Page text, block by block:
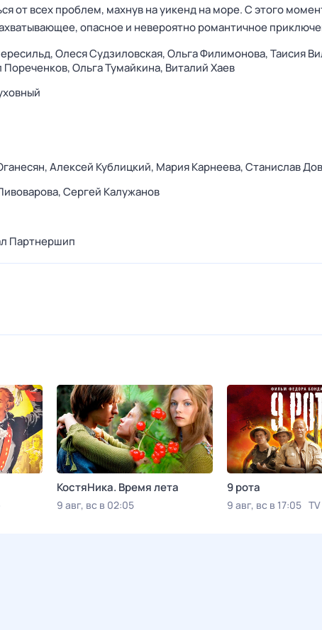
от всех проблем, махнув на уикенд на море. С этого
опасное и невероятно романтичное
Олеся Судзиловская,Ольга Филимонова,Таисия
Пореченков,Ольга Тумайкина, Виталий Хаев
Алексей Кублицкий, Мария Карнеева,Станислав
Сергей Калужанов
Партнершип
КостяНика. Время лета
9 авг, вс в 02:05
9 рота
9 авг, вс в 17:05